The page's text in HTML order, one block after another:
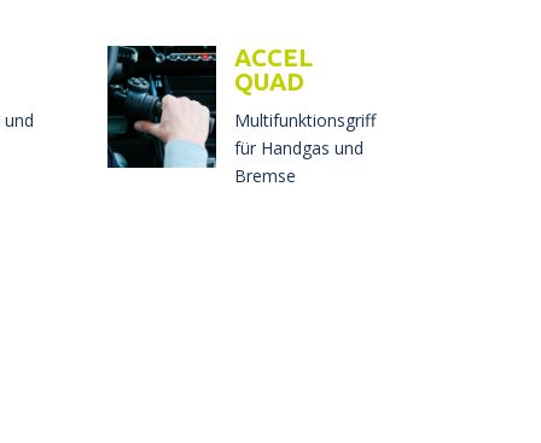
ACCEL
QUAD
Multifunktionsgriff
für Handgas und
Bremse